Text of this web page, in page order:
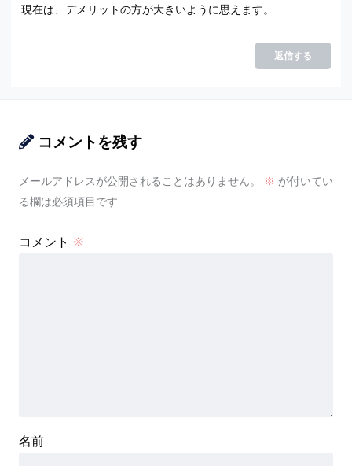
現在は、デメリットの方が大きいように思えます。
返信する
コメントを残す
メールアドレスが公開されることはありません。 ※ が付いてい
る欄は必須項目です
コメント ※
名前